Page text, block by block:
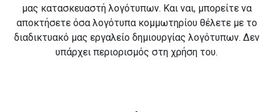
μας κατασκευαστή λογότυπων. Και ναι, μπορείτε να
αποκτήσετε όσα λογότυπα κομμωτηρίου θέλετε με το
διαδικτυακό μας εργαλείο δημιουργίας λογότυπων. Δεν
υπάρχει περιορισμός στη χρήση του.